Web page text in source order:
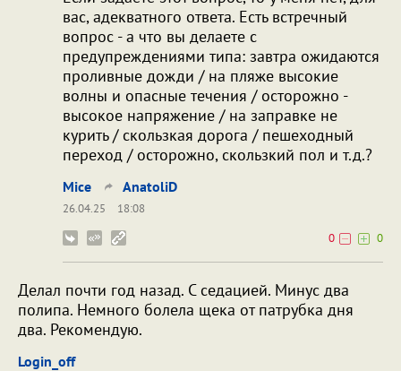
вас, адекватного ответа. Есть встречный
вопрос - а что вы делаете с
предупреждениями типа: завтра ожидаются
проливные дожди / на пляже высокие
волны и опасные течения / осторожно -
высокое напряжение / на заправке не
курить / скользкая дорога / пешеходный
переход / осторожно, скользкий пол и т.д.?
Mice AnatoliD
26.04.25
18:08
0
0
Делал почти год назад. С седацией. Минус два
полипа. Немного болела щека от патрубка дня
два. Рекомендую.
Login_off